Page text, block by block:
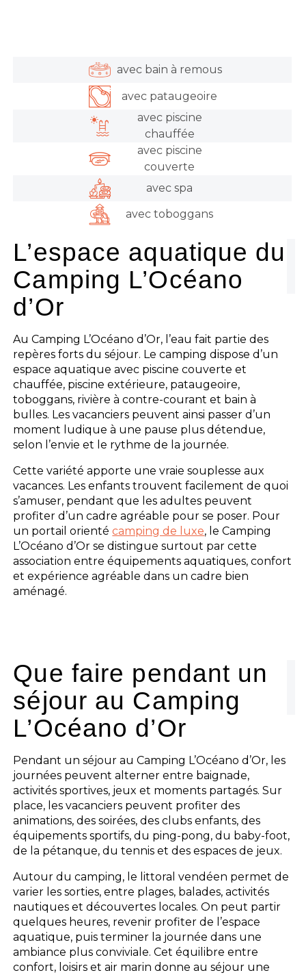
avec bain à remous
avec pataugeoire
avec piscine
chauffée
avec piscine
couverte
avec spa
avec toboggans
L’espace aquatique du
Camping L’Océano
d’Or
Au Camping L’Océano d’Or, l’eau fait partie des
repères forts du séjour. Le camping dispose d’un
espace aquatique avec piscine couverte et
chauffée, piscine extérieure, pataugeoire,
toboggans, rivière à contre-courant et bain à
bulles. Les vacanciers peuvent ainsi passer d’un
moment ludique à une pause plus détendue,
selon l’envie et le rythme de la journée.
Cette variété apporte une vraie souplesse aux
vacances. Les enfants trouvent facilement de quoi
s’amuser, pendant que les adultes peuvent
profiter d’un cadre agréable pour se poser. Pour
un portail orientécamping de luxe, le Camping
L’Océano d’Or se distingue surtout par cette
association entre équipements aquatiques, confort
et expérience agréable dans un cadre bien
aménagé.
Que faire pendant un
séjour au Camping
L’Océano d’Or
Pendant un séjour au Camping L’Océano d’Or, les
journées peuvent alterner entre baignade,
activités sportives, jeux et moments partagés. Sur
place, les vacanciers peuvent profiter des
animations, des soirées, des clubs enfants, des
équipements sportifs, du ping-pong, du baby-foot,
de la pétanque, du tennis et des espaces de jeux.
Autour du camping, le littoral vendéen permet de
varier les sorties, entre plages, balades, activités
nautiques et découvertes locales. On peut partir
quelques heures, revenir profiter de l’espace
aquatique, puis terminer la journée dans une
ambiance plus conviviale. Cet équilibre entre
confort, loisirs et air marin donne au séjour une